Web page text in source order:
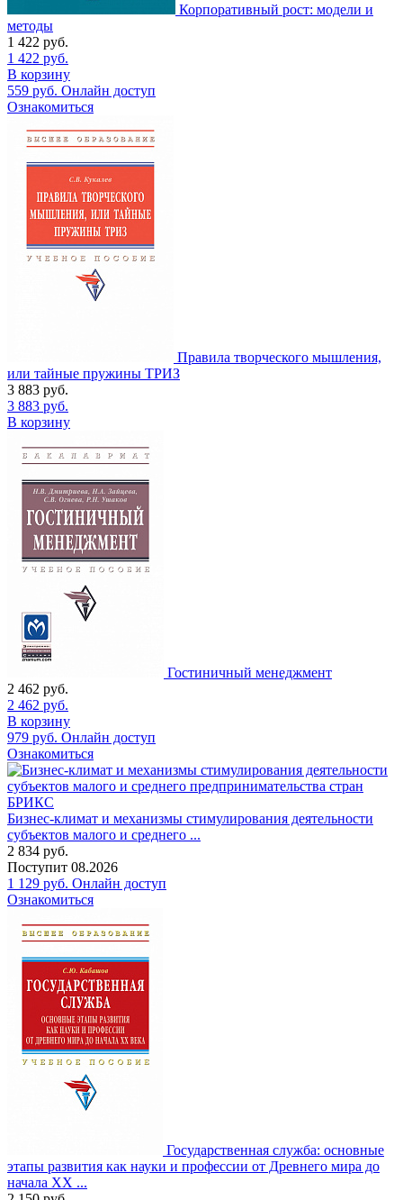
Корпоративный рост: модели и
методы
1 422 руб.
1 422 руб.
В корзину
559 руб. Онлайн доступ
Ознакомиться
Правила творческого мышления,
или тайные пружины ТРИЗ
3 883 руб.
3 883 руб.
В корзину
Гостиничный менеджмент
2 462 руб.
2 462 руб.
В корзину
979 руб. Онлайн доступ
Ознакомиться
Бизнес-климат и механизмы стимулирования деятельности
субъектов малого и среднего ...
2 834 руб.
Поступит 08.2026
1 129 руб. Онлайн доступ
Ознакомиться
Государственная служба: основные
этапы развития как науки и профессии от Древнего мира до
начала XX ...